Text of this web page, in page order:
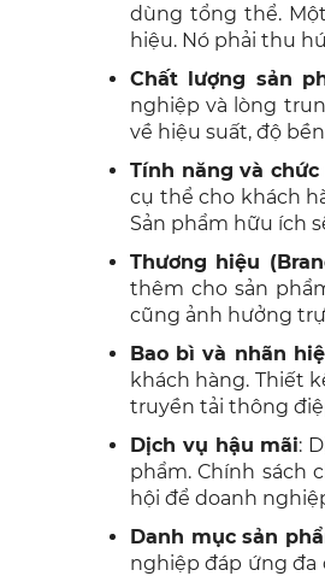
dùng tổng thể.
hiệu. Nó phải thu
Chất lượng sản
nghiệp và lòng
về hiệu suất, độ
Tính năng và chức
cụ thể cho khách
Sản phẩm hữu ích
Thương hiệu
thêm cho sản
cũng ảnh hưởng
Bao bì và nhãn
khách hàng. Thiết
truyền tải thông
Dịch vụ hậu mãi:
phẩm. Chính sách
hội để doanh
Danh mục sản
nghiệp đáp ứng đa